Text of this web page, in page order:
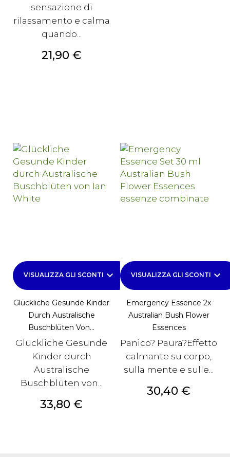
sensazione di
rilassamento e calma
quando...
Prezzo
21,90 €
VISUALIZZA GLI SCONTI keyboard_arrow_down
Glückliche Gesunde Kinder
Durch Australische
Buschblüten Von...
Glückliche Gesunde
Kinder durch
Australische
Buschblüten von...
Prezzo
33,80 €
VISUALIZZA GLI SCONTI keyboard_arrow_down
Emergency Essence 2x
Australian Bush Flower
Essences
Panico? Paura?Effetto
calmante su corpo,
sulla mente e sulle...
Prezzo
30,40 €